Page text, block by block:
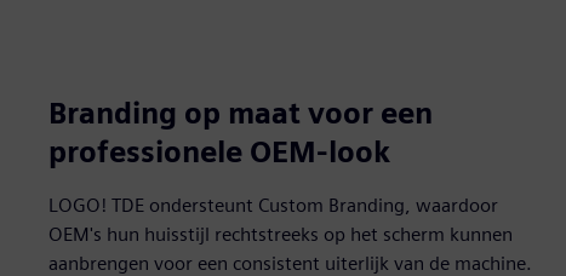
Branding op maat voor een
professionele OEM-look
LOGO! TDE ondersteunt Custom Branding, waardoor
OEM's hun huisstijl rechtstreeks op het scherm kunnen
aanbrengen voor een consistent uiterlijk van de machine.